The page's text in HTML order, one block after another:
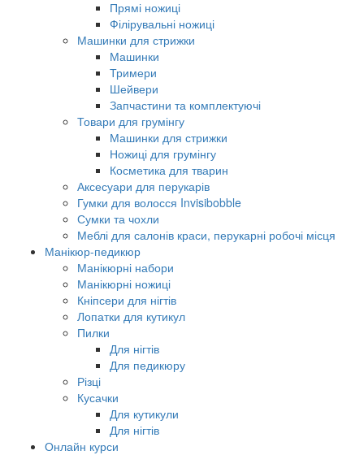
Прямі ножиці
Філірувальні ножиці
Машинки для стрижки
Машинки
Тримери
Шейвери
Запчастини та комплектуючі
Товари для грумінгу
Машинки для стрижки
Ножиці для грумінгу
Косметика для тварин
Аксесуари для перукарів
Гумки для волосся Invisibobble
Сумки та чохли
Меблі для салонів краси, перукарні робочі місця
Манікюр-педикюр
Манікюрні набори
Манікюрні ножиці
Кніпсери для нігтів
Лопатки для кутикул
Пилки
Для нігтів
Для педикюру
Різці
Кусачки
Для кутикули
Для нігтів
Онлайн курси